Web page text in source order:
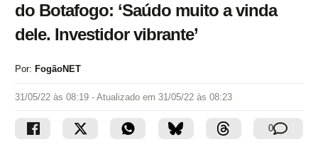
do Botafogo: ‘Saúdo muito a vinda
dele. Investidor vibrante’
Por: FogãoNET
31/05/22 às 08:19 - Atualizado em 31/05/22 às 08:23
0